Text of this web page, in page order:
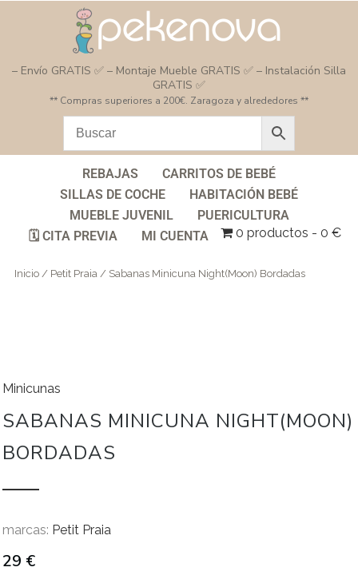
– Envío GRATIS ✅ – Montaje Mueble GRATIS ✅ – Instalación Silla
GRATIS ✅
** Compras superiores a 200€. Zaragoza y alrededores **
REBAJAS
CARRITOS DE BEBÉ
SILLAS DE COCHE
HABITACIÓN BEBÉ
MUEBLE JUVENIL
PUERICULTURA
🗓️ CITA PREVIA
MI CUENTA 0 productos 0 €
Inicio / Petit Praia / Sabanas Minicuna Night(Moon) Bordadas
Minicunas
SABANAS MINICUNA NIGHT(MOON)
BORDADAS
marcas: Petit Praia
29 €